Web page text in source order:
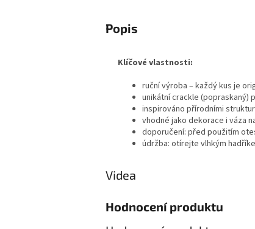
Popis
Klíčové vlastnosti:
ruční výroba – každý kus je
unikátní crackle (popraskaný)
inspirováno přírodními
vhodné jako dekorace i váza
doporučení: před použitím
údržba: otírejte vlhkým
Videa
Hodnocení produktu